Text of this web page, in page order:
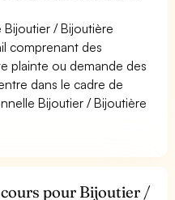
/ Bijoutière
comprenant des
plainte ou demande des
dans le cadre de
Bijoutier / Bijoutière
pour Bijoutier /